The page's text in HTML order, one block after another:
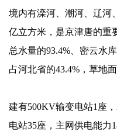
境内有滦河、潮河、辽河
亿立方米，是京津唐的重
总水量的93.4%、密云水
占河北省的43.4%，草地
建有500KV输变电站1座
电站35座，主网供电能力